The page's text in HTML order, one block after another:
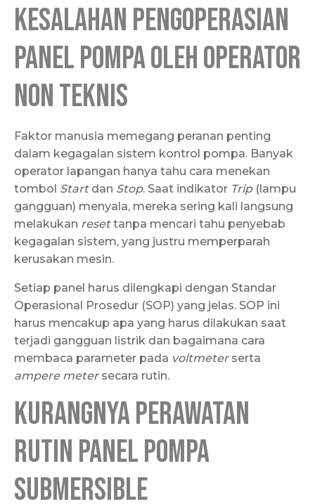
Kesalahan Pengoperasian
Panel Pompa oleh Operator
Non Teknis
Faktor manusia memegang peranan penting
dalam kegagalan sistem kontrol pompa. Banyak
operator lapangan hanya tahu cara menekan
tombol Startdan Stop. Saat indikator Trip(lampu
gangguan) menyala, mereka sering kali langsung
melakukan resettanpa mencari tahu penyebab
kegagalan sistem, yang justru memperparah
kerusakan mesin.
Setiap panel harus dilengkapi dengan Standar
Operasional Prosedur (SOP) yang jelas. SOP ini
harus mencakup apa yang harus dilakukan saat
terjadi gangguan listrik dan bagaimana cara
membaca parameter pada voltmeterserta
ampere metersecara rutin.
Kurangnya Perawatan
Rutin Panel Pompa
Submersible